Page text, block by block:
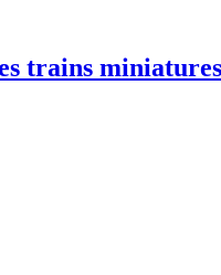
trains miniatures